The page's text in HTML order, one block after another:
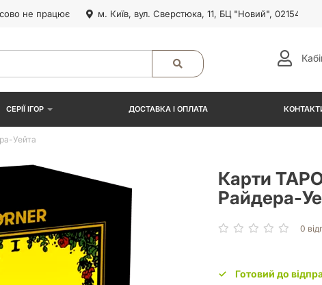
не працює м. Київ, вул. Сверстюка, 11, БЦ "Новий", 02154
СЕРІЇ ІГОР ДОСТАВКА І ОПЛАТА
Уейта
Карти
Райдера-
0
Готовий до